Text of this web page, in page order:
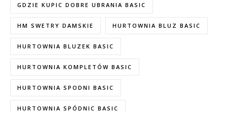
GDZIE KUPIC DOBRE UBRANIA BASIC
HM SWETRY DAMSKIE HURTOWNIA BLUZ BASIC
HURTOWNIA BLUZEK BASIC
HURTOWNIA KOMPLETÓW BASIC
HURTOWNIA SPODNI BASIC
HURTOWNIA SPÓDNIC BASIC